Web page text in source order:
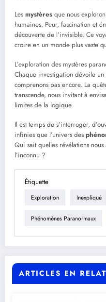
Les mystères que nous
humaines. Peur, fascination et
découverte de l’invisible. Ce
croire en un monde plus vaste
L’exploration des mystères
Chaque investigation dévoile
comprenons pas encore. La
transcende, nous invitant à
limites de la logique.
Il est temps de s’interroger,
infinies que l’univers des
Qui sait quelles révélations
l’inconnu ?
Étiquette
Exploration Inexpliqué
Phénomènes Paranormaux
ARTICLES EN